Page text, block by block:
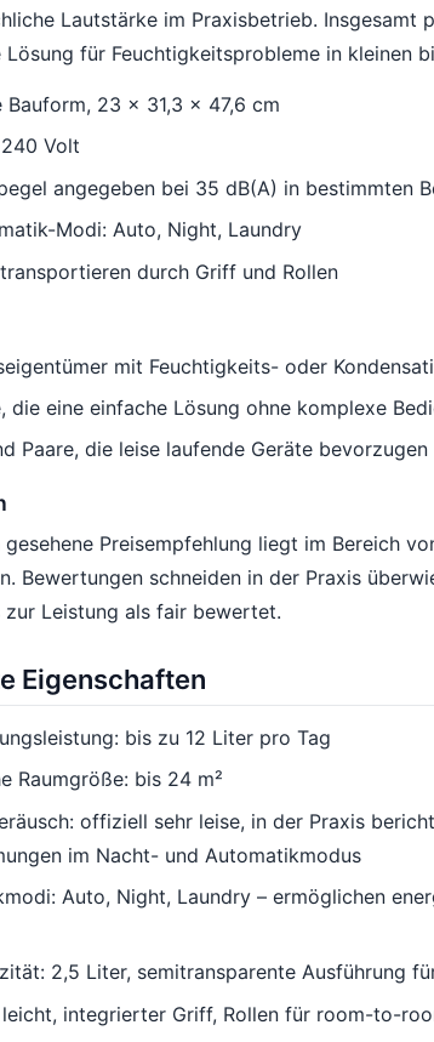
Lautstärke im Praxisbetrieb.
Lösung für Feuchtigkeitsprobleme in kleinen
Bauform, 23 x 31,3 x 47,6 cm
Volt
angegeben bei 35 dB(A) in bestimmten
Modi: Auto, Night, Laundry
durch Griff und Rollen
mit Feuchtigkeits- oder
die eine einfache Lösung ohne komplexe
Paare, die leise laufende Geräte bevorzugen
Preisempfehlung liegt im Bereich
Bewertungen schneiden in der Praxis
zur Leistung als fair bewertet.
Eigenschaften
bis zu 12 Liter pro Tag
Raumgröße: bis 24 m²
offiziell sehr leise, in der Praxis
im Nacht- und Automatikmodus
Auto, Night, Laundry – ermöglichen
2,5 Liter, semitransparente Ausführung
integrierter Griff, Rollen für room-to-